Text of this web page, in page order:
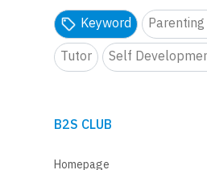
Keyword
Tutor
Self
B2S CLUB
Homepage